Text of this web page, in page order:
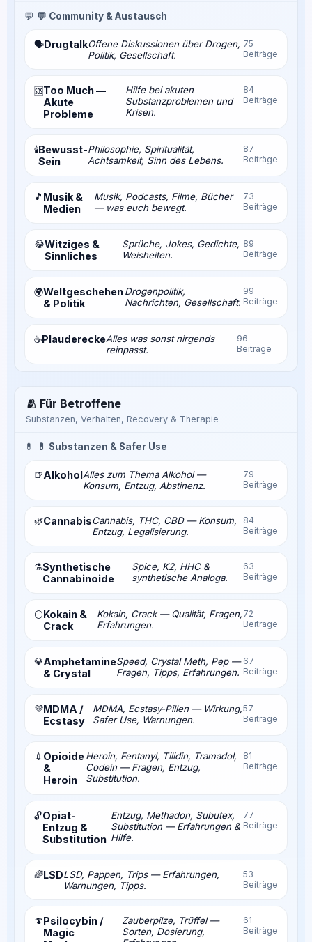
💬 💬 Community & Austausch
🗣️DrugtalkOffene Diskussionen über Drogen,
Politik, Gesellschaft.
75
Beiträge
🆘Too Much —
Akute
Probleme
Hilfe bei akuten
Substanzproblemen und
Krisen.
84
Beiträge
🕯️Bewusst-
Sein
Philosophie, Spiritualität,
Achtsamkeit, Sinn des Lebens.
87
Beiträge
🎵 Musik &
Medien
Musik, Podcasts, Filme, Bücher
— was euch bewegt.
73
Beiträge
😂Witziges &
Sinnliches
Sprüche, Jokes, Gedichte,
Weisheiten.
89
Beiträge
🌍Weltgeschehen
& Politik
Drogenpolitik,
Nachrichten, Gesellschaft.
99
Beiträge
☕PlaudereckeAlles was sonst nirgends
reinpasst.
96
Beiträge
🫂 Für Betroffene
Substanzen, Verhalten, Recovery & Therapie
💊 💊 Substanzen & Safer Use
🍺AlkoholAlles zum Thema Alkohol —
Konsum, Entzug, Abstinenz.
79
Beiträge
🌿CannabisCannabis, THC, CBD — Konsum,
Entzug, Legalisierung.
84
Beiträge
⚗️Synthetische
Cannabinoide
Spice, K2, HHC &
synthetische Analoga.
63
Beiträge
⚪Kokain &
Crack
Kokain, Crack — Qualität, Fragen,
Erfahrungen.
72
Beiträge
💎Amphetamine
& Crystal
Speed, Crystal Meth, Pep —
Fragen, Tipps, Erfahrungen.
67
Beiträge
💜MDMA /
Ecstasy
MDMA, Ecstasy-Pillen — Wirkung,
Safer Use, Warnungen.
57
Beiträge
💉 Opioide
&
Heroin
Heroin, Fentanyl, Tilidin, Tramadol,
Codein — Fragen, Entzug,
Substitution.
81
Beiträge
🔓Opiat-
Entzug &
Substitution
Entzug, Methadon, Subutex,
Substitution — Erfahrungen &
Hilfe.
77
Beiträge
🌈LSDLSD, Pappen, Trips — Erfahrungen,
Warnungen, Tipps.
53
Beiträge
🍄Psilocybin /
Magic
Zauberpilze, Trüffel —
Sorten, Dosierung,
61
Beiträge